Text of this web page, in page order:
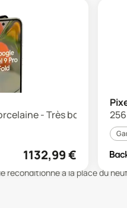
- Très bon état
1132,99€
reconditionné à la place du